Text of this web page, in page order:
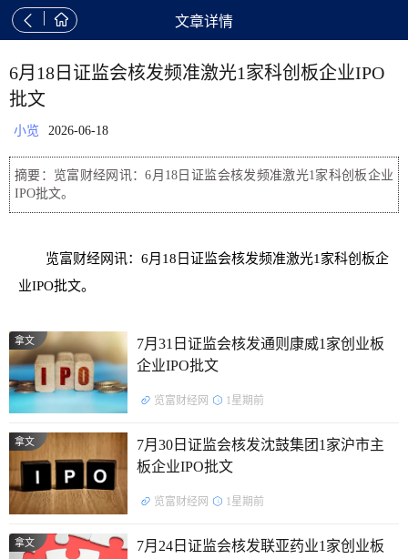
  文章详情
6月18日证监会核发频准激光1家科创板企业IPO
批文
小览 2026-06-18
摘要：览富财经网讯：6月18日证监会核发频准激光1家科创板企业
IPO批文。
览富财经网讯：6月18日证监会核发频准激光1家科创板企
业IPO批文。
拿文
7月31日证监会核发通则康威1家创业板
企业IPO批文
览富财经网 1星期前
拿文
7月30日证监会核发沈鼓集团1家沪市主
板企业IPO批文
览富财经网 1星期前
拿文
7月24日证监会核发联亚药业1家创业板